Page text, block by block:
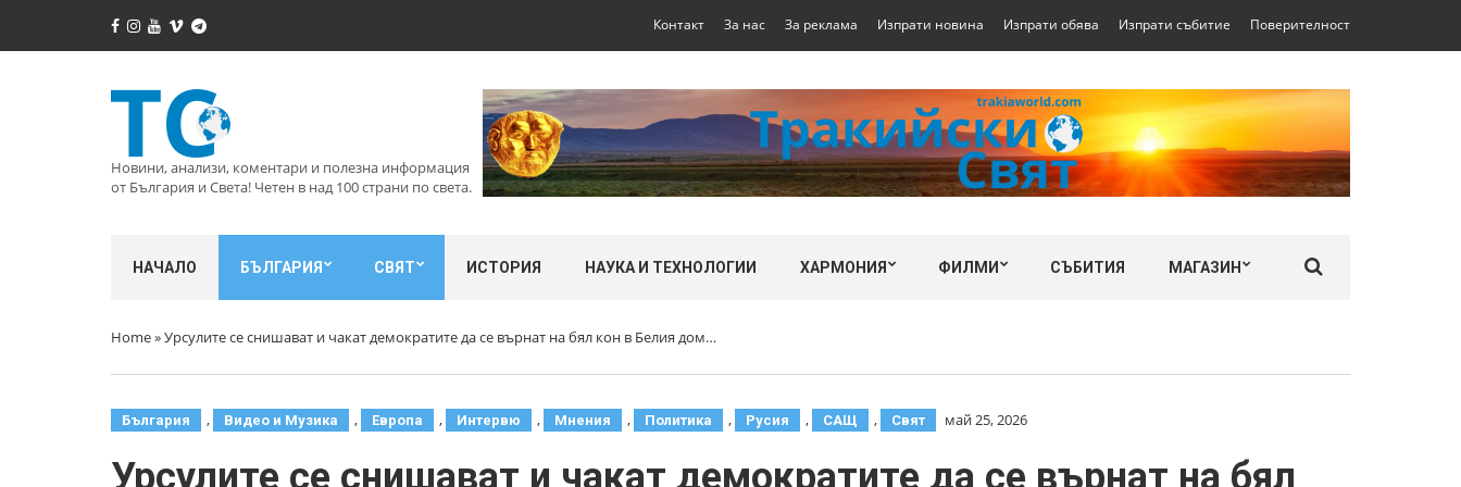
Контакт За нас За реклама Изпрати новина Изпрати обява Изпрати събитие Поверителност
Новини, анализи, коментари и полезна информация
от България и Света! Четен в над 100 страни по света.
НАЧАЛО БЪЛГАРИЯ СВЯТ ИСТОРИЯ НАУКА И ТЕХНОЛОГИИ ХАРМОНИЯ ФИЛМИ СЪБИТИЯ МАГАЗИН
Home»Урсулите се снишават и чакат демократите да се върнат на бял кон в Белия дом…
България , Видео и Музика , Европа , Интервю , Мнения , Политика , Русия , САЩ , Свят май 25, 2026
Урсулите се снишават и чакат демократите да се върнат на бял